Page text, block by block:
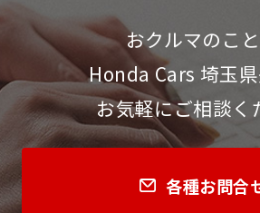
おクルマのこ
Honda Cars 埼玉
お気軽にご相談く
各種お問合